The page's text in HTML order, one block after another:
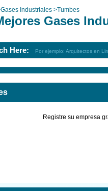
Gases Industriales >Tumbes
Gases
Here: Por ejemplo: Arquitectos en
Registre su empresa